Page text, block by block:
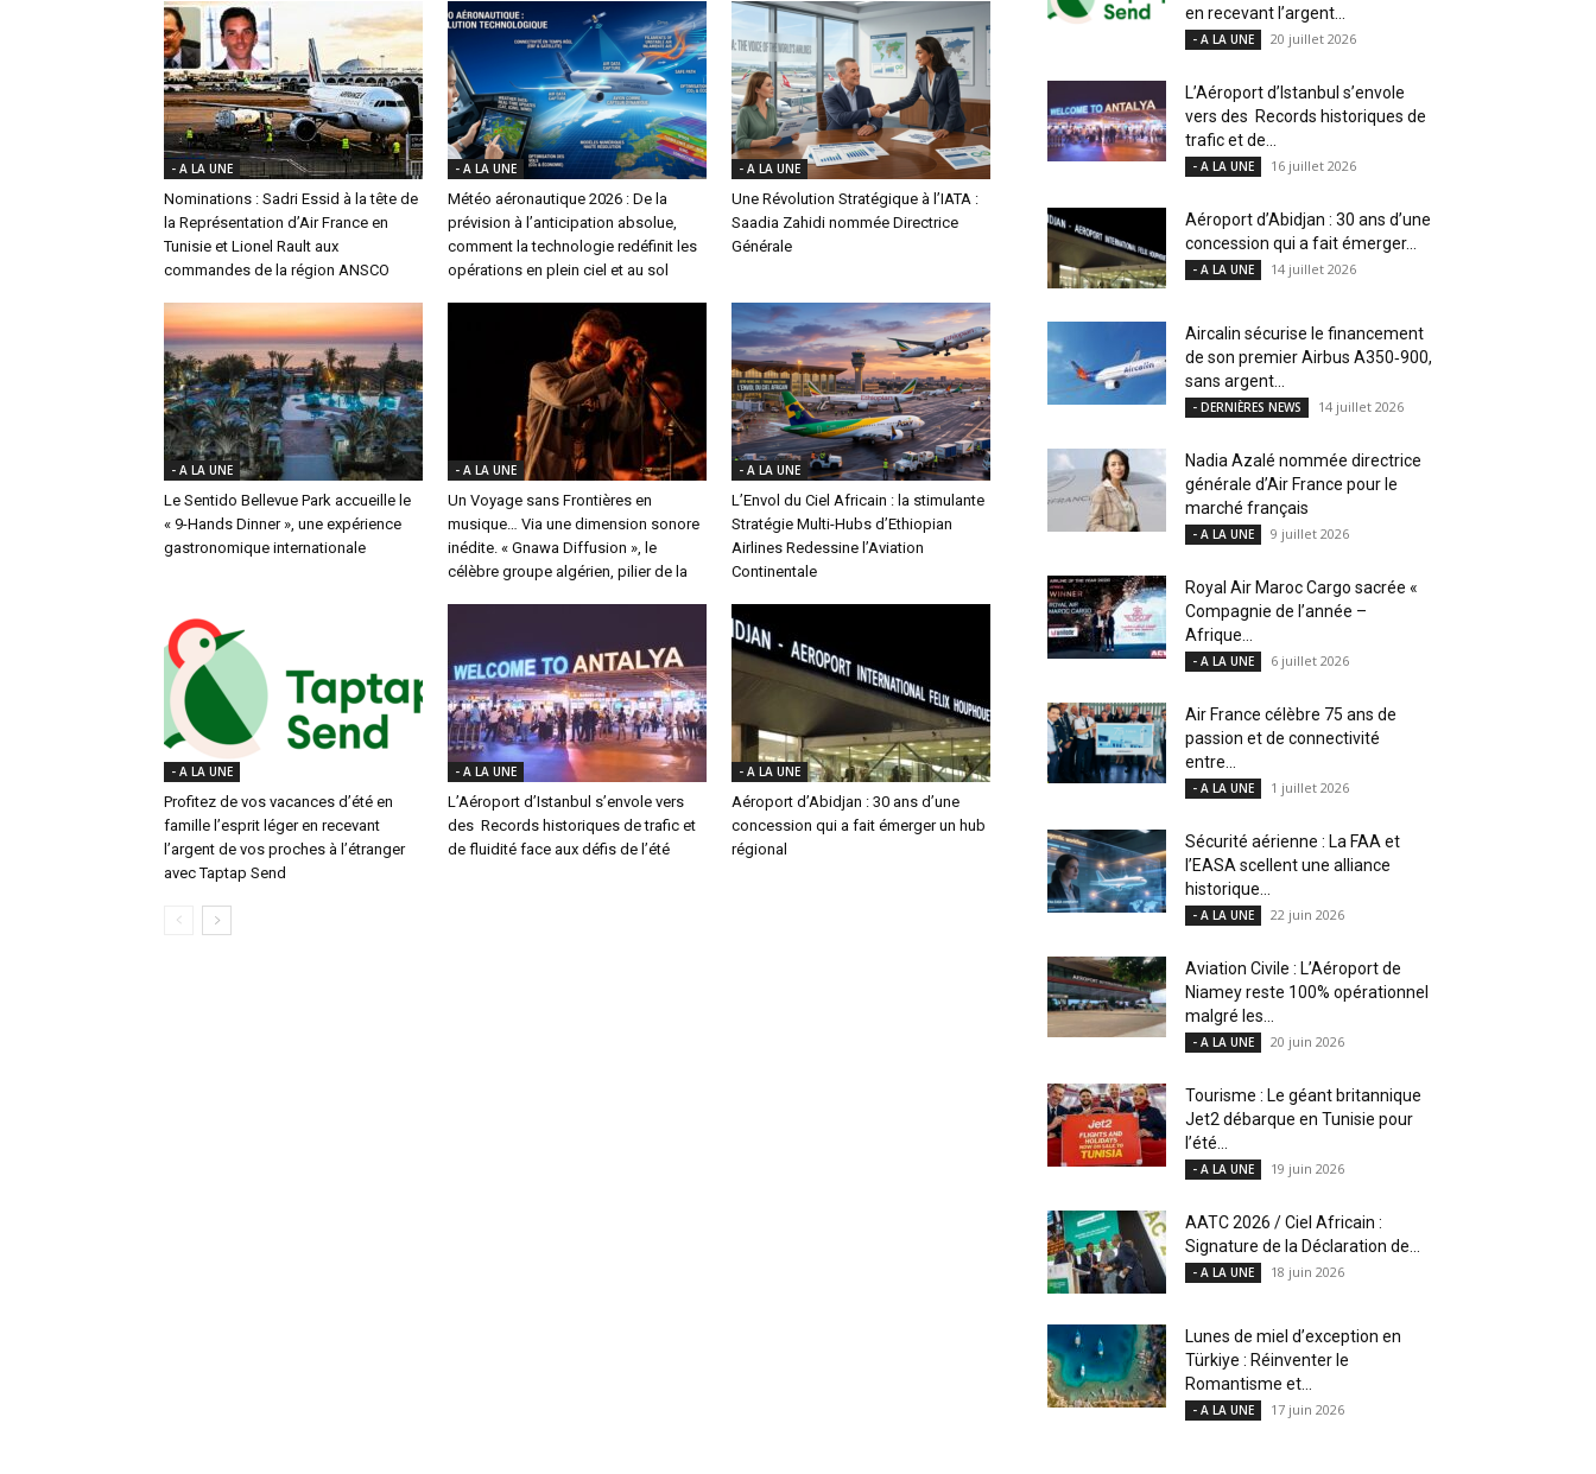
- A LA UNE
Nominations : Sadri Essid à la tête de
la Représentation d’Air France en
Tunisie et Lionel Rault aux
commandes de la région ANSCO
- A LA UNE
Météo aéronautique 2026 : De la
prévision à l’anticipation absolue,
comment la technologie redéfinit les
opérations en plein ciel et au sol
- A LA UNE
Une Révolution Stratégique à l’IATA :
Saadia Zahidi nommée Directrice
Générale
- A LA UNE
Le Sentido Bellevue Park accueille le
« 9-Hands Dinner », une expérience
gastronomique internationale
- A LA UNE
Un Voyage sans Frontières en
musique… Via une dimension sonore
inédite. « Gnawa Diffusion », le
célèbre groupe algérien, pilier de la
- A LA UNE
L’Envol du Ciel Africain : la stimulante
Stratégie Multi-Hubs d’Ethiopian
Airlines Redessine l’Aviation
Continentale
- A LA UNE
Profitez de vos vacances d’été en
famille l’esprit léger en recevant
l’argent de vos proches à l’étranger
avec Taptap Send
- A LA UNE
L’Aéroport d’Istanbul s’envole vers
des Records historiques de trafic et
de fluidité face aux défis de l’été
- A LA UNE
Aéroport d’Abidjan : 30 ans d’une
concession qui a fait émerger un hub
régional
en recevant l’argent...
- A LA UNE 20 juillet 2026
L’Aéroport d’Istanbul s’envole
vers des Records historiques de
trafic et de...
- A LA UNE 16 juillet 2026
Aéroport d’Abidjan : 30 ans d’une
concession qui a fait émerger...
- A LA UNE 14 juillet 2026
Aircalin sécurise le financement
de son premier Airbus A350‑900,
sans argent...
- DERNIÈRES NEWS 14 juillet 2026
Nadia Azalé nommée directrice
générale d’Air France pour le
marché français
- A LA UNE 9 juillet 2026
Royal Air Maroc Cargo sacrée «
Compagnie de l’année –
Afrique...
- A LA UNE 6 juillet 2026
Air France célèbre 75 ans de
passion et de connectivité
entre...
- A LA UNE 1 juillet 2026
Sécurité aérienne : La FAA et
l’EASA scellent une alliance
historique...
- A LA UNE 22 juin 2026
Aviation Civile : L’Aéroport de
Niamey reste 100% opérationnel
malgré les...
- A LA UNE 20 juin 2026
Tourisme : Le géant britannique
Jet2 débarque en Tunisie pour
l’été...
- A LA UNE 19 juin 2026
AATC 2026 / Ciel Africain :
Signature de la Déclaration de...
- A LA UNE 18 juin 2026
Lunes de miel d’exception en
Türkiye : Réinventer le
Romantisme et...
- A LA UNE 17 juin 2026